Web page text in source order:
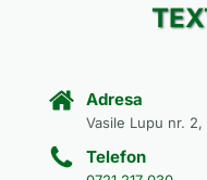
Adresa
Vasile Lupu nr. 2,
Telefon